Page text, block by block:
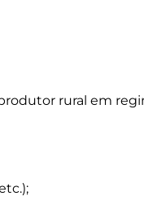
rural em